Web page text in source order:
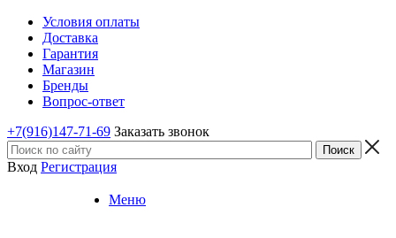
Условия оплаты
Доставка
Гарантия
Магазин
Бренды
Вопрос-ответ
+7(916)147-71-69 Заказать звонок
Вход Регистрация
Меню